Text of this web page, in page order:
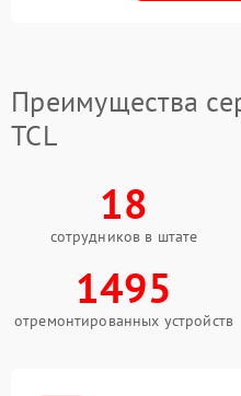
Преимущества
TCL
18
сотрудников в штате
1495
отремонтированных устройств